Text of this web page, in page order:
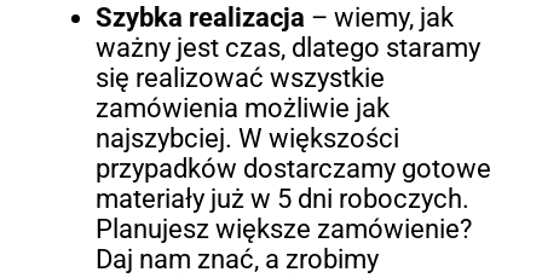
Szybka realizacja – wiemy, jak
ważny jest czas, dlatego staramy
się realizować wszystkie
zamówienia możliwie jak
najszybciej. W większości
przypadków dostarczamy gotowe
materiały już w 5 dni roboczych.
Planujesz większe zamówienie?
Daj nam znać, a zrobimy